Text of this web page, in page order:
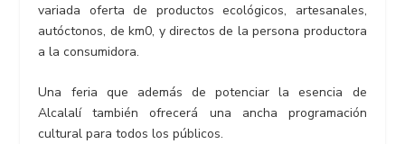
variada oferta de productos ecológicos, artesanales,
autóctonos, de km0, y directos de la persona productora
a la consumidora.
Una feria que además de potenciar la esencia de
Alcalalí también ofrecerá una ancha programación
cultural para todos los públicos.